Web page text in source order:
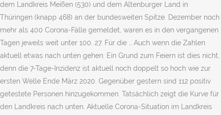
dem Landkreis Meißen (530) und dem Altenburger Land in
Thüringen (knapp 468) an der bundesweiten Spitze. Dezember noch
mehr als 400 Corona-Fälle gemeldet, waren es in den vergangenen
Tagen jeweils weit unter 100. 27. Für die … Auch wenn die Zahlen
aktuell etwas nach unten gehen: Ein Grund zum Feiern ist dies nicht,
denn die 7-Tage-Inzidenz ist aktuell noch doppelt so hoch wie zur
ersten Welle Ende März 2020. Gegenüber gestern sind 112 positiv
getestete Personen hinzugekommen. Tatsächlich zeigt die Kurve für
den Landkreis nach unten. Aktuelle Corona-Situation im Landkreis